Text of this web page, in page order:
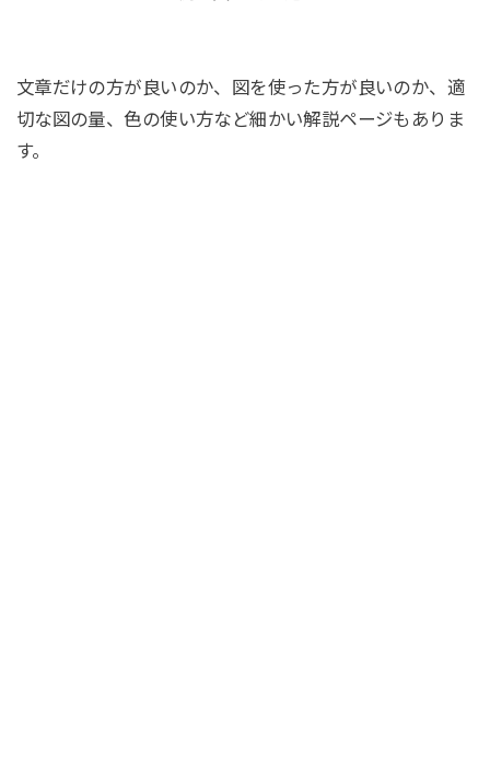
文章だけの方が良いのか、図を使った方が良いのか、適
切な図の量、色の使い方など細かい解説ページもありま
す。